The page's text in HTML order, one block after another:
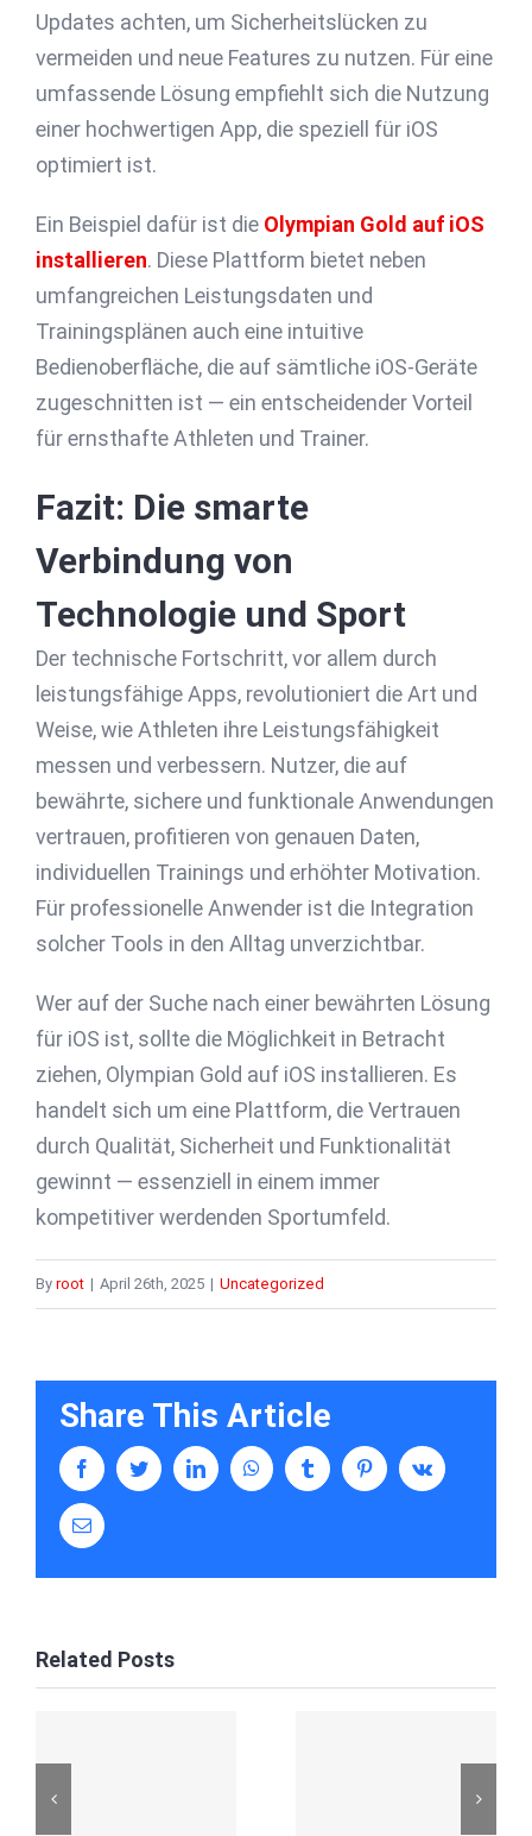
Updates achten, um Sicherheitslücken zu
vermeiden und neue Features zu nutzen. Für eine
umfassende Lösung empfiehlt sich die Nutzung
einer hochwertigen App, die speziell für iOS
optimiert ist.
Ein Beispiel dafür ist die Olympian Gold auf iOS
installieren. Diese Plattform bietet neben
umfangreichen Leistungsdaten und
Trainingsplänen auch eine intuitive
Bedienoberfläche, die auf sämtliche iOS-Geräte
zugeschnitten ist — ein entscheidender Vorteil
für ernsthafte Athleten und Trainer.
Fazit: Die smarte
Verbindung von
Technologie und Sport
Der technische Fortschritt, vor allem durch
leistungsfähige Apps, revolutioniert die Art und
Weise, wie Athleten ihre Leistungsfähigkeit
messen und verbessern. Nutzer, die auf
bewährte, sichere und funktionale Anwendungen
vertrauen, profitieren von genauen Daten,
individuellen Trainings und erhöhter Motivation.
Für professionelle Anwender ist die Integration
solcher Tools in den Alltag unverzichtbar.
Wer auf der Suche nach einer bewährten Lösung
für iOS ist, sollte die Möglichkeit in Betracht
ziehen, Olympian Gold auf iOS installieren. Es
handelt sich um eine Plattform, die Vertrauen
durch Qualität, Sicherheit und Funktionalität
gewinnt — essenziell in einem immer
kompetitiver werdenden Sportumfeld.
By root | April 26th, 2025 | Uncategorized
Share This Article
facebooktwitter linkedin whatsapptumblr pinterestvk
Email
Related Posts